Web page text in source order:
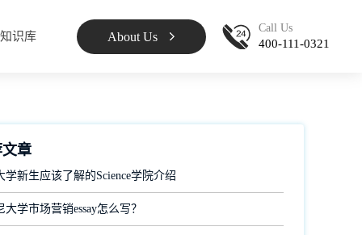
识库 About Us
Call Us
400-111-0321
章
学新生应该了解的Science学院介绍
大学市场营销essay怎么写？